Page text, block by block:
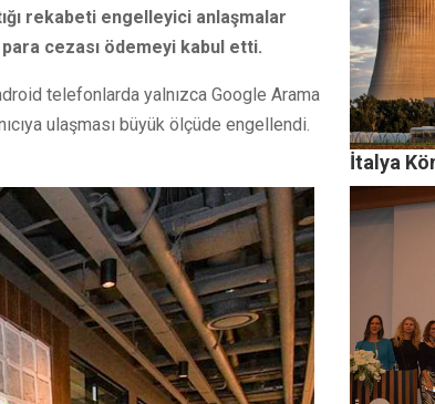
rekabeti engelleyici anlaşmalar
cezası ödemeyi kabul etti.
telefonlarda yalnızca Google Arama
ulaşması büyük ölçüde engellendi.
İtalya